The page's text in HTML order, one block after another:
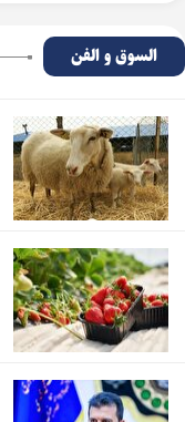
السوق و الفن